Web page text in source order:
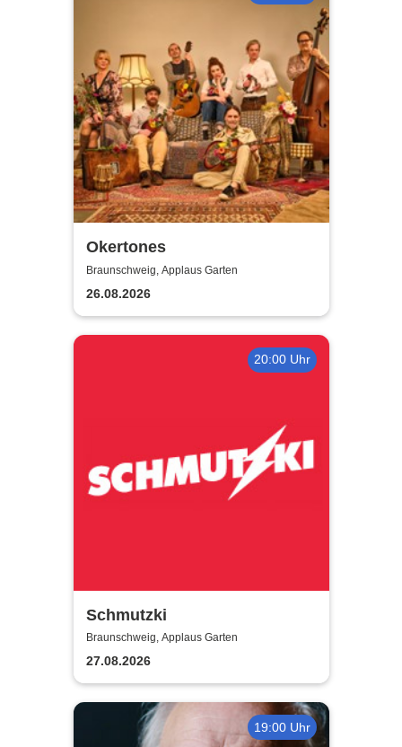
Okertones
Braunschweig, Applaus Garten
26.08.2026
20:00 Uhr
Schmutzki
Braunschweig, Applaus Garten
27.08.2026
19:00 Uhr